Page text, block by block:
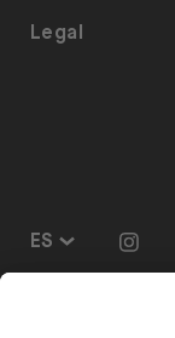
Calendario
Accesibilidad
Legal
ES
Abrir menú de
Go